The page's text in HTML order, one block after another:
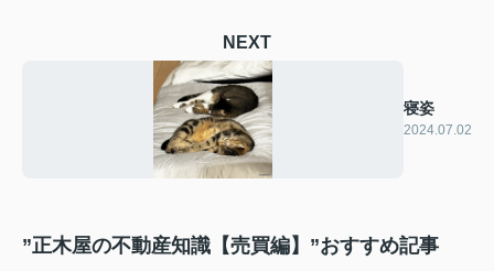
NEXT
寝姿
2024.07.02
”正木屋の不動産知識【売買編】”おすすめ記事